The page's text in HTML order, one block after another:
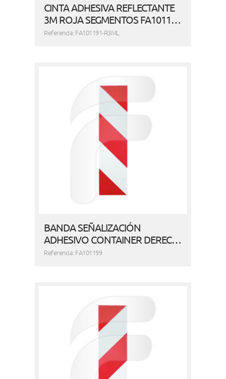
CINTA ADHESIVA REFLECTANTE
3M ROJA SEGMENTOS FA1011…
Referencia: FA101191-R3ML
BANDA SEÑALIZACIÓN
ADHESIVO CONTAINER DEREC…
Referencia: FA101199